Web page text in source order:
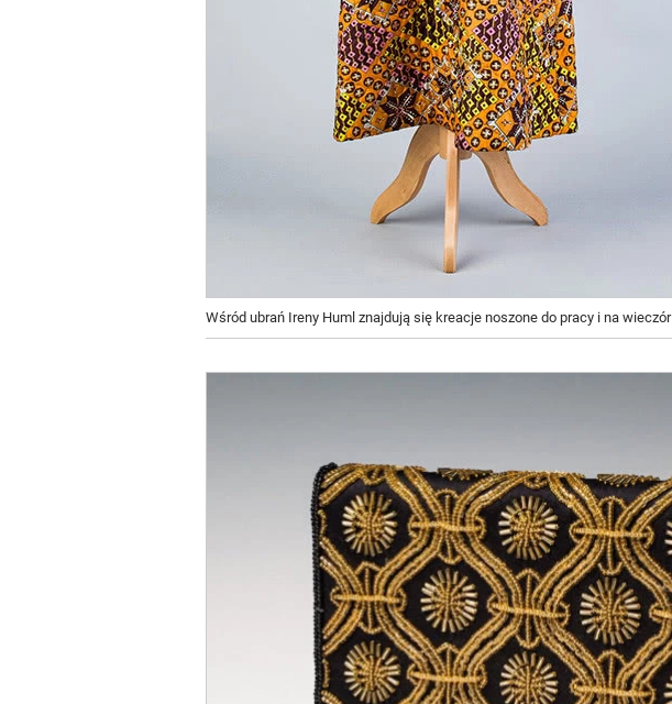
Wśród ubrań Ireny Huml znajdują się kreacje noszone do pracy i na wieczór